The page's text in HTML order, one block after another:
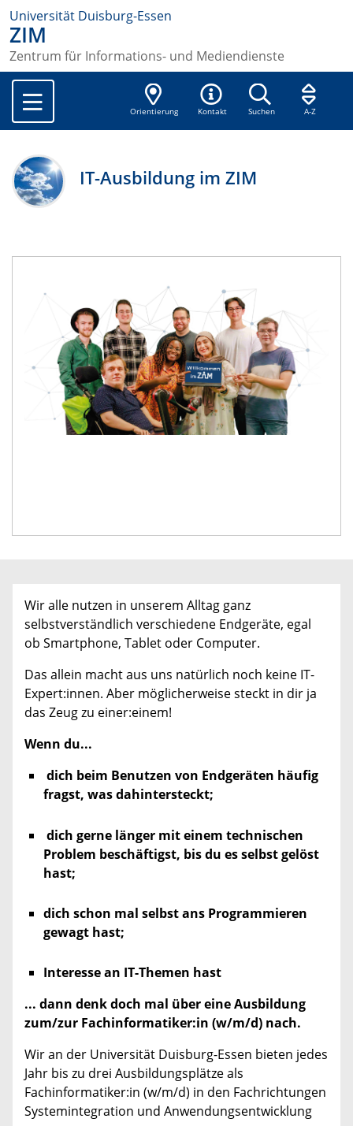
Universität Duisburg-Essen
ZIM
Zentrum für Informations- und Mediendienste
Orientierung Kontakt Suchen A-Z
IT-Ausbildung im ZIM
Wir alle nutzen in unserem Alltag ganz
selbstverständlich verschiedene Endgeräte, egal
ob Smartphone, Tablet oder Computer.
Das allein macht aus uns natürlich noch keine IT-
Expert:innen. Aber möglicherweise steckt in dir ja
das Zeug zu einer:einem!
Wenn du...
dich beim Benutzen von Endgeräten häufig
fragst, was dahintersteckt;
dich gerne länger mit einem technischen
Problem beschäftigst, bis du es selbst gelöst
hast;
dich schon mal selbst ans Programmieren
gewagt hast;
Interesse an IT-Themen hast
... dann denk doch mal über eine Ausbildung
zum/zur Fachinformatiker:in (w/m/d) nach.
Wir an der Universität Duisburg-Essen bieten jedes
Jahr bis zu drei Ausbildungsplätze als
Fachinformatiker:in (w/m/d) in den Fachrichtungen
Systemintegration und Anwendungsentwicklung